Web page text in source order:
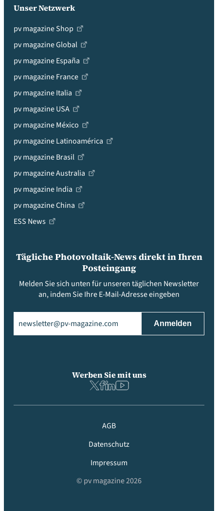
Unser Netzwerk
pv magazine Shop
pv magazine Global
pv magazine España
pv magazine France
pv magazine Italia
pv magazine USA
pv magazine México
pv magazine Latinoamérica
pv magazine Brasil
pv magazine Australia
pv magazine India
pv magazine China
ESS News
Tägliche Photovoltaik-News direkt in Ihren
Posteingang
Melden Sie sich unten für unseren täglichen Newsletter
an, indem Sie Ihre E-Mail-Adresse eingeben
Werben Sie mit uns
AGB
Datenschutz
Impressum
© pv magazine 2026